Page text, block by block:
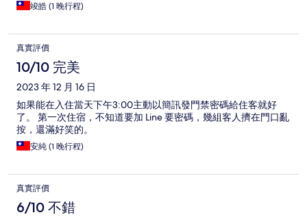
竣皓 (1 晚行程)
真實評價
10/10 完美
2023 年 12 月 16 日
如果能在入住當天下午3:00主動以簡訊發門禁密碼給住客就好
了。 第一次住宿，不知道要加 Line 要密碼，幾組客人擠在門口亂
按，還滿好笑的。
安純 (1 晚行程)
真實評價
6/10 不錯